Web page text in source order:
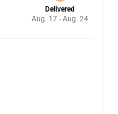
Delivered
Aug. 17 - Aug. 24